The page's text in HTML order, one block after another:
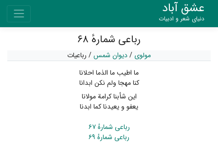
عشق آباد
دنیای شعر و ادبیات
رباعی شمارهٔ ۶۸
مولوی /دیوان شمس/ رباعیات
ما اطیب ما الذما احلانا
کنا مهجا ولم نکن ابدانا
این شأبنا کرامة مولانا
یعفو و یعیدنا کما ابدنا
رباعی شمارهٔ ۶۷
رباعی شمارهٔ ۶۹